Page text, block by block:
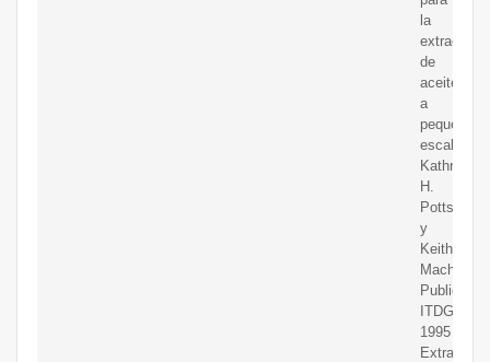
la
extracción
de
aceite
a
pequeña
escala
Kathryn
H.
Potts
y
Keith
Machell,
ITDG
1995
Extracción